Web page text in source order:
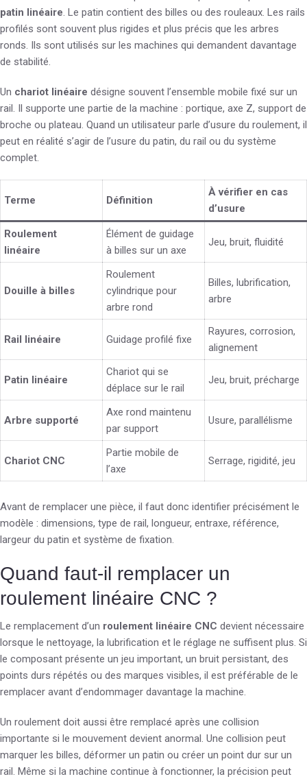
patin linéaire. Le patin contient des billes ou des rouleaux. Les rails
profilés sont souvent plus rigides et plus précis que les arbres
ronds. Ils sont utilisés sur les machines qui demandent davantage
de stabilité.
Un chariot linéaire désigne souvent l’ensemble mobile fixé sur un
rail. Il supporte une partie de la machine : portique, axe Z, support de
broche ou plateau. Quand un utilisateur parle d’usure du roulement, il
peut en réalité s’agir de l’usure du patin, du rail ou du système
complet.
Terme Définition
À vérifier en cas
d’usure
Roulement
linéaire
Élément de guidage
à billes sur un axe
Jeu, bruit, fluidité
Douille à billes
Roulement
cylindrique pour
arbre rond
Billes, lubrification,
arbre
Rail linéaire Guidage profilé fixe
Rayures, corrosion,
alignement
Patin linéaire
Chariot qui se
déplace sur le rail
Jeu, bruit, précharge
Arbre supporté
Axe rond maintenu
par support
Usure, parallélisme
Chariot CNC
Partie mobile de
l’axe
Serrage, rigidité, jeu
Avant de remplacer une pièce, il faut donc identifier précisément le
modèle : dimensions, type de rail, longueur, entraxe, référence,
largeur du patin et système de fixation.
Quand faut-il remplacer un
roulement linéaire CNC ?
Le remplacement d’un roulement linéaire CNC devient nécessaire
lorsque le nettoyage, la lubrification et le réglage ne suffisent plus. Si
le composant présente un jeu important, un bruit persistant, des
points durs répétés ou des marques visibles, il est préférable de le
remplacer avant d’endommager davantage la machine.
Un roulement doit aussi être remplacé après une collision
importante si le mouvement devient anormal. Une collision peut
marquer les billes, déformer un patin ou créer un point dur sur un
rail. Même si la machine continue à fonctionner, la précision peut